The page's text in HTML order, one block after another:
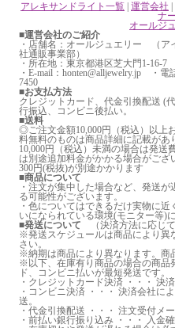
アレキサンドライト一覧 運営会社
ナ
オールジ
■運営会社のご紹介
・店舗名：オールジュエリー （ア
社通販事業部）
・所在地：東京都港区芝大門1-16-
・E-mail：honten@alljewelry.jp ・電
7450
■お支払方法
クレジットカード、代金引換配送 (
行振込、コンビニ後払い。
■送料
◎ご注文金額10,000円（税込）以上
料無料のものは商品詳細に記載があ
10,000円（税込）未満の場合は発送
は別途追加料金がかかる場合がご
300円(税抜)が別途かかります
■商品について
・注文が集中した場合など、発送
る可能性がございます。
・色についてはできるだけ実物に
いになられている環境(モニター等)
■発送について （決済方法に応じて
※発送スケジュールは商品により異
さい。
※納期は商品により異なります。商
※以下、在庫有り商品の場合の商品
ド、コンビニ払いが最短発送です。
・クレジットカード決済 ・・・ 決
・コンビニ決済 ・・・ 決済会社に
送。
・代金引換配送 ・・・ 注文受付メ
・前払い銀行振り込み ・・・ 入金